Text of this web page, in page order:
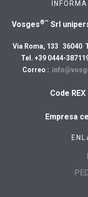
Vosges®™ Srl
Via Roma, 133 36040
Tel. +39 0444-
Correo :
Code
Empresa